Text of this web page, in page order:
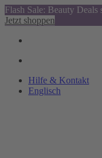
Flash Sale: Beauty Deals
Jetzt shoppen
Hilfe & Kontakt
Englisch